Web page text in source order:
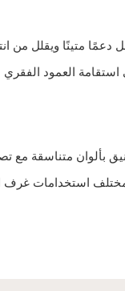
دعمًا متينًا ويقلل من
بألوان متناسقة مع